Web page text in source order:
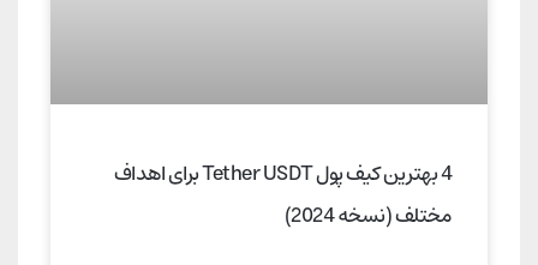
4 بهترین کیف پول Tether USDT برای اهداف
مختلف (نسخه 2024)